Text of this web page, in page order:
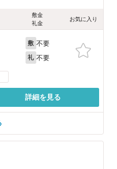
敷金
礼金
お気に入り
敷 不要
礼 不要
詳細を見る